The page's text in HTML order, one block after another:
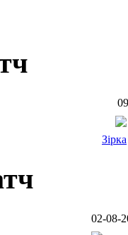
Зірка
02-08-